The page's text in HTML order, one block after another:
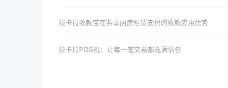
拉卡拉收款宝在共享厨房租赁支付的收款应用优势
拉卡拉POS机：让每一笔交易都充满信任